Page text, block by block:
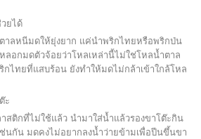
ยได้
นีมดให้ยุ่งยาก แค่นำพริกไทยหรือพริกป่น
ลอกมดตัวจ้อยว่าโหลเหล่านี้ไม่ใช่โหลน้ำตาล
กไทยที่แสบร้อน ยังทำให้มดไม่กล้าเข้าใกล้โหล
ะ
ที่ไม่ใช้แล้ว นำมาใส่น้ำแล้วรองขาโต๊ะกิน
นกัน มดคงไม่อยากลงน้ำว่ายข้ามเพื่อปีนขึ้นขา